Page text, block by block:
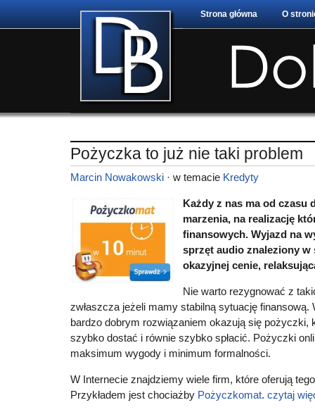
Strona główna O
Pożyczka to już nie taki problem
Marcin Nowakowski · w temacie Kredyty
Każdy z nas ma od czasu
marzenia, na realizację
finansowych. Wyjazd na
sprzęt audio znaleziony
okazyjnej cenie,
Nie warto rezygnować z
zwłaszcza jeżeli mamy stabilną sytuację finansową.
bardzo dobrym rozwiązaniem okazują się pożyczki,
szybko dostać i równie szybko spłacić. Pożyczki
maksimum wygody i minimum formalności.
W Internecie znajdziemy wiele firm, które oferują
Przykładem jest chociażby Pożyczkomat. czytaj